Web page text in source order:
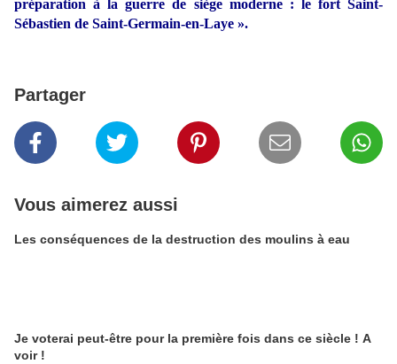
préparation à la guerre de siège moderne : le fort Saint-
Sébastien de Saint-Germain-en-Laye ».
Partager
Vous aimerez aussi
Les conséquences de la destruction des moulins à eau
Je voterai peut-être pour la première fois dans ce siècle ! A
voir !